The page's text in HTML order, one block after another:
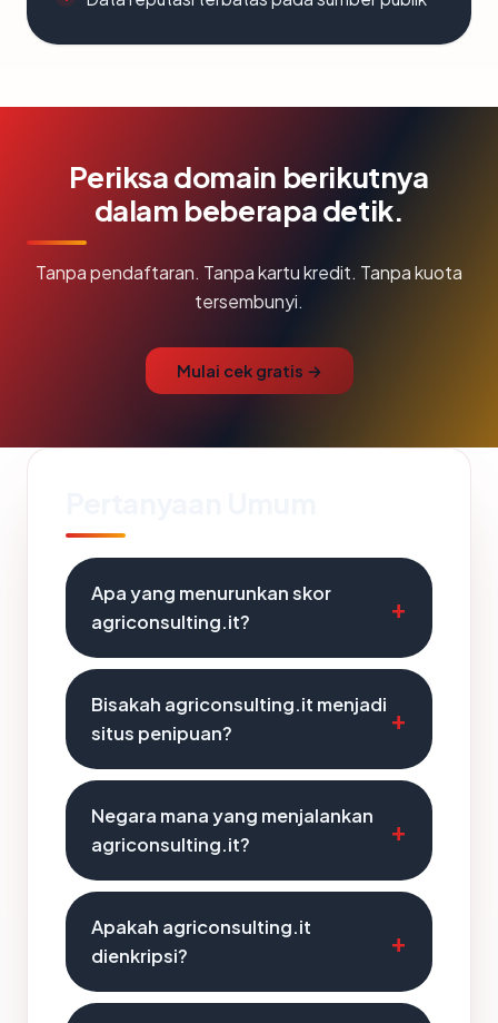
Periksa domain berikutnya
dalam beberapa detik.
Tanpa pendaftaran. Tanpa kartu kredit. Tanpa kuota
tersembunyi.
Mulai cek gratis →
Apa yang menurunkan skor
agriconsulting.it?
Bisakah agriconsulting.it menjadi
situs penipuan?
Negara mana yang menjalankan
agriconsulting.it?
Apakah agriconsulting.it
dienkripsi?